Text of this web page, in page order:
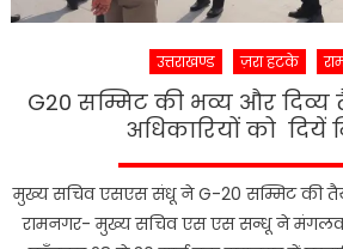
उत्तराखण्ड ज़रा हटके
G20 सम्मिट की भव्य और दिव्य
अधिकारियों को दियें
मुख्य सचिव एसएस संधू ने G-20 सम्मिट की
रामनगर- मुख्य सचिव एस एस सन्धू ने